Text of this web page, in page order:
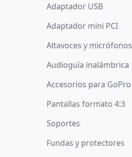
Adaptador USB
Adaptador mini PCI
Altavoces y micrófonos
Audioguía inalámbrica
Accesorios para GoPro
Pantallas formato 4:3
Soportes
Fundas y protectores